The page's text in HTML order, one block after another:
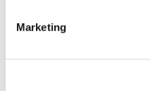
Marketing